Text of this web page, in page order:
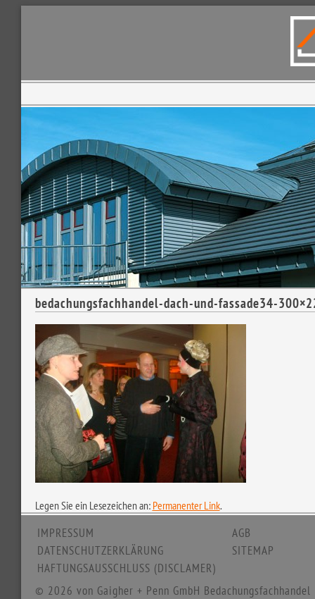
bedachungsfachhandel-dach-und-fassade34-
Legen Sie ein Lesezeichen an: Permanenter Link.
IMPRESSUM
DATENSCHUTZERKLÄRUNG
HAFTUNGSAUSSCHLUSS (DISCLAMER)
AGB
SITEMAP
© 2026 von Gaigher + Penn GmbH Bedachungsfachhandel